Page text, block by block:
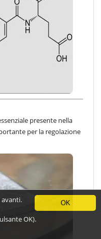
presente nella
per la regolazione
OK
avanti.
OK).